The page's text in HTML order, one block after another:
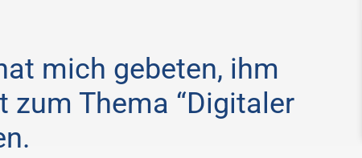
mich gebeten, ihm
zum Thema “Digitaler